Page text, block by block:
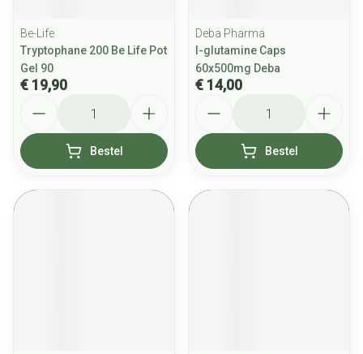
Be-Life
Tryptophane 200 Be Life Pot
Gel 90
€ 19,90
Bestel
Deba Pharma
l-glutamine Caps
60x500mg Deba
€ 14,00
Bestel